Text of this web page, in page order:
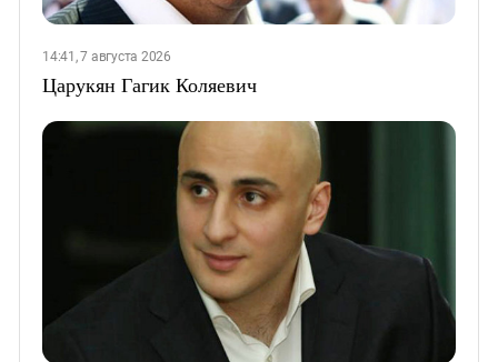
14:41, 7 августа 2026
Царукян Гагик Коляевич